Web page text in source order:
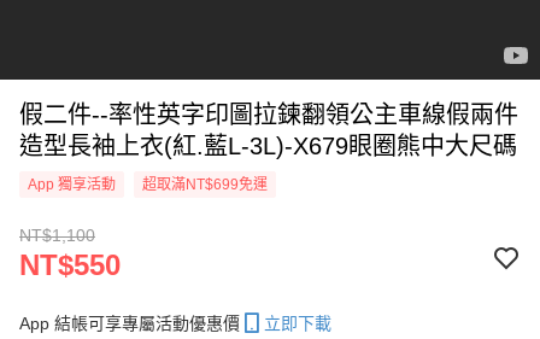
假二件--率性英字印圖拉鍊翻領公主車線假兩件
造型長袖上衣(紅.藍L-3L)-X679眼圈熊中大尺碼
App 獨享活動 超取滿NT$699免運
NT$1,100
NT$550
App 結帳可享專屬活動優惠價 立即下載